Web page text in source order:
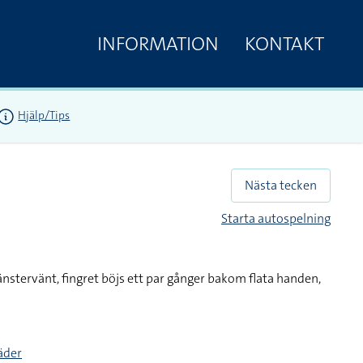
INFORMATION KONTAKT
Hjälp/Tips
Nästa tecken
Starta autospelning
fingret böjs ett par gånger bakom flata handen,